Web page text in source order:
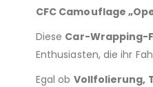
CFC Camouflage
Diese Car-Wrapping-
Enthusiasten, die ihr
Egal ob Vollfolierung,